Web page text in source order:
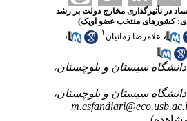
در تأثیرگذاری مخارج دولت بر رشد
کشورهای منتخب عضو اوپک)
، غلامرضا زمانیان۱ ،
دانشگاه سیستان و بلوچستان،
دانشگاه سیستان و بلوچستان،